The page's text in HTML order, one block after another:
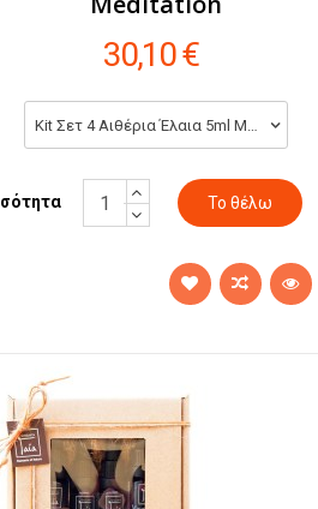
30,10 €
Kit Σετ 4 Αιθέρια Έλαια 5ml Meditation (30,10 €)